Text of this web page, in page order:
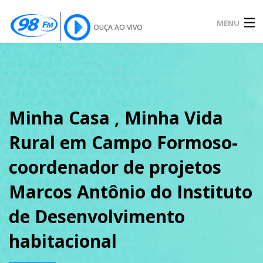
OUÇA AO VIVO MENU
SOBRE
PODCAST
GALERIA
Minha Casa , Minha Vida
Rural em Campo Formoso-
coordenador de projetos
Marcos Antônio do Instituto
de Desenvolvimento
habitacional